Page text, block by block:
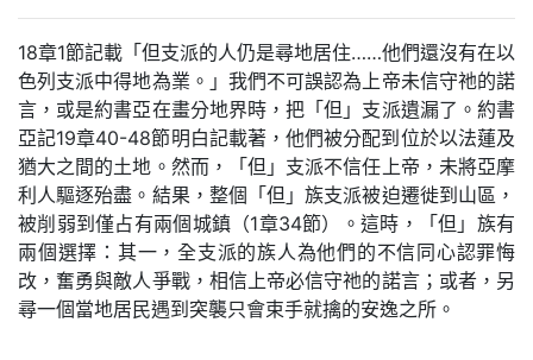
18章1節記載「但支派的人仍是尋地居住……他們還沒有在以
色列支派中得地為業。」我們不可誤認為上帝未信守祂的諾
言，或是約書亞在畫分地界時，把「但」支派遺漏了。約書
亞記19章40-48節明白記載著，他們被分配到位於以法蓮及
猶大之間的土地。然而，「但」支派不信任上帝，未將亞摩
利人驅逐殆盡。結果，整個「但」族支派被迫遷徙到山區，
被削弱到僅占有兩個城鎮（1章34節）。這時，「但」族有
兩個選擇：其一，全支派的族人為他們的不信同心認罪悔
改，奮勇與敵人爭戰，相信上帝必信守祂的諾言；或者，另
尋一個當地居民遇到突襲只會束手就擒的安逸之所。